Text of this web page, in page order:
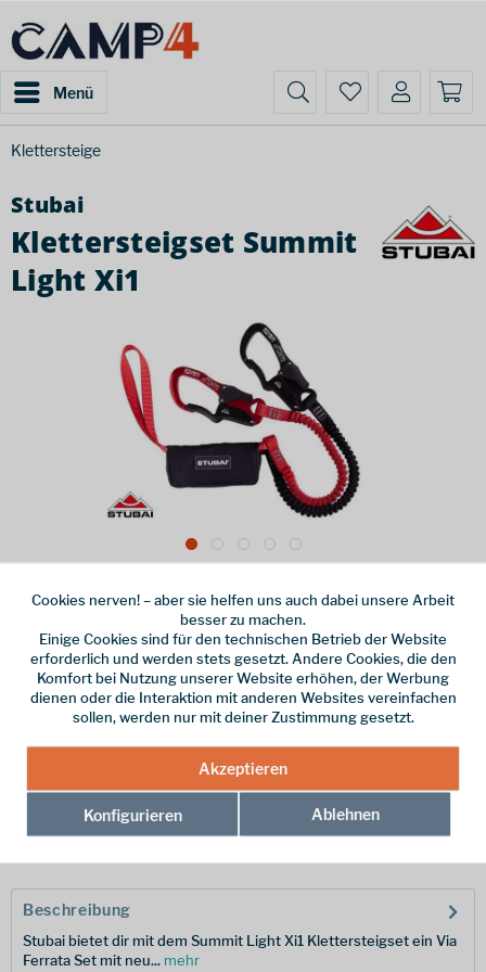
Menü
Klettersteige
Stubai
Klettersteigset Summit
Light Xi1
/ Versandkostenfrei!
Online bestellen Ladenabholung
vorrätig | Lieferzeit 1-3 Werktage
Merken
Hersteller-Nr.: 988476
Beschreibung
Stubai bietet dir mit dem Summit Light Xi1 Klettersteigset ein Via
Ferrata Set mit neu... mehr
Cookies nerven! – aber sie helfen uns auch dabei unsere Arbeit
besser zu machen.
Einige Cookies sind für den technischen Betrieb der Website
erforderlich und werden stets gesetzt. Andere Cookies, die den
Komfort bei Nutzung unserer Website erhöhen, der Werbung
dienen oder die Interaktion mit anderen Websites vereinfachen
sollen, werden nur mit deiner Zustimmung gesetzt.
Akzeptieren
Konfigurieren Ablehnen